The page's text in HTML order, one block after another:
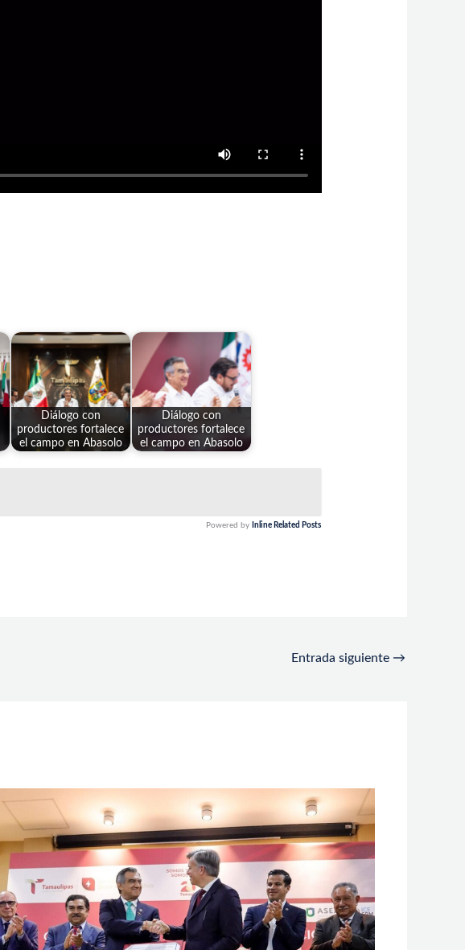
Diálogo con
productores fortalece
el campo en Abasolo
Diálogo con
productores fortalece
el campo en Abasolo
Powered by Inline Related Posts
Entrada siguiente →